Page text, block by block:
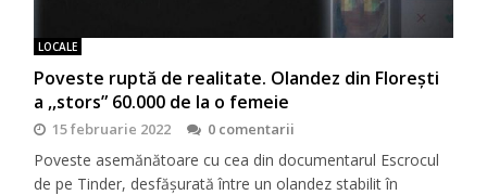
LOCALE
Poveste ruptă de realitate. Olandez din Florești
a ,,stors” 60.000 de la o femeie
15 februarie 2022 0 comentarii
Poveste asemănătoare cu cea din documentarul Escrocul
de pe Tinder, desfășurată între un olandez stabilit în